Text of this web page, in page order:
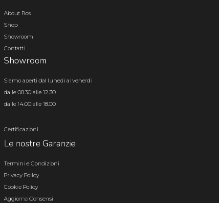
About Ros
Shop
Showroom
Contatti
Showroom
Siamo aperti dal lunedì al venerdì
dalle 08.30 alle 12.30
dalle 14.00 alle 18.00
Certificazioni
Le nostre Garanzie
Termini e Condizioni
Privacy Policy
Cookie Policy
Aggiorna Consensi